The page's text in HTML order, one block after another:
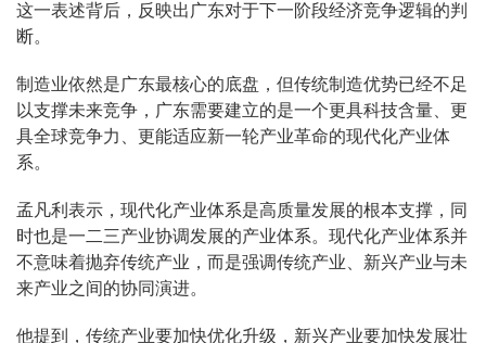
这一表述背后，反映出广东对于下一阶段经济竞争逻辑的判
断。
制造业依然是广东最核心的底盘，但传统制造优势已经不足
以支撑未来竞争，广东需要建立的是一个更具科技含量、更
具全球竞争力、更能适应新一轮产业革命的现代化产业体
系。
孟凡利表示，现代化产业体系是高质量发展的根本支撑，同
时也是一二三产业协调发展的产业体系。现代化产业体系并
不意味着抛弃传统产业，而是强调传统产业、新兴产业与未
来产业之间的协同演进。
他提到，传统产业要加快优化升级，新兴产业要加快发展壮